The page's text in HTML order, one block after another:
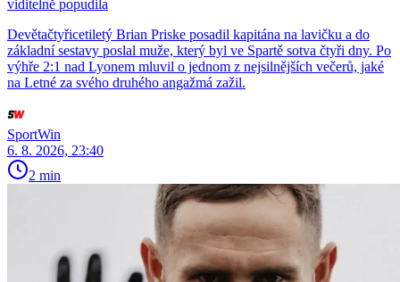
viditelně popudila
Devětačtyřicetiletý Brian Priske posadil kapitána na lavičku a do
základní sestavy poslal muže, který byl ve Spartě sotva čtyři dny. Po
výhře 2:1 nad Lyonem mluvil o jednom z nejsilnějších večerů, jaké
na Letné za svého druhého angažmá zažil.
SportWin
6. 8. 2026, 23:40
2 min